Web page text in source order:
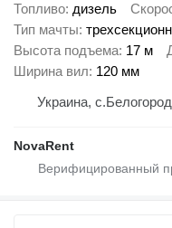
Топливо дизель
Тип мачты
Высота подъема 17 м
Ширина вил 120 мм
Украина,
NovaRent